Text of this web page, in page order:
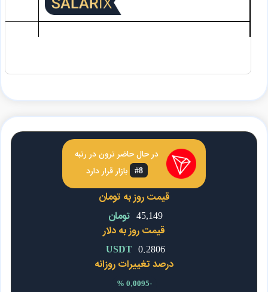
در حال حاضرتروندر رتبه
#8 بازار قرار دارد
قیمت روز به تومان
45,149 تومان
قیمت روز به دلار
0.2806
USDT
درصد تغییرات روزانه
-0.0095 %